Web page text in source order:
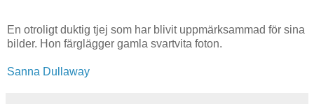
En otroligt duktig tjej som har blivit uppmärksammad för sina
bilder. Hon färglägger gamla svartvita foton.
Sanna Dullaway